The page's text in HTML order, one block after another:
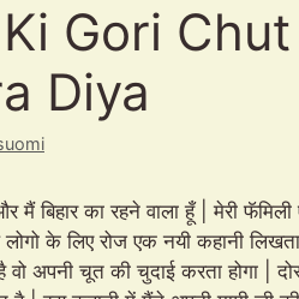
Gori
Diya
मैं बिहार का रहने वाला हूँ | मेरी
के लिए रोज एक नयी कहानी
अपनी चूत की चुदाई करता होगा |